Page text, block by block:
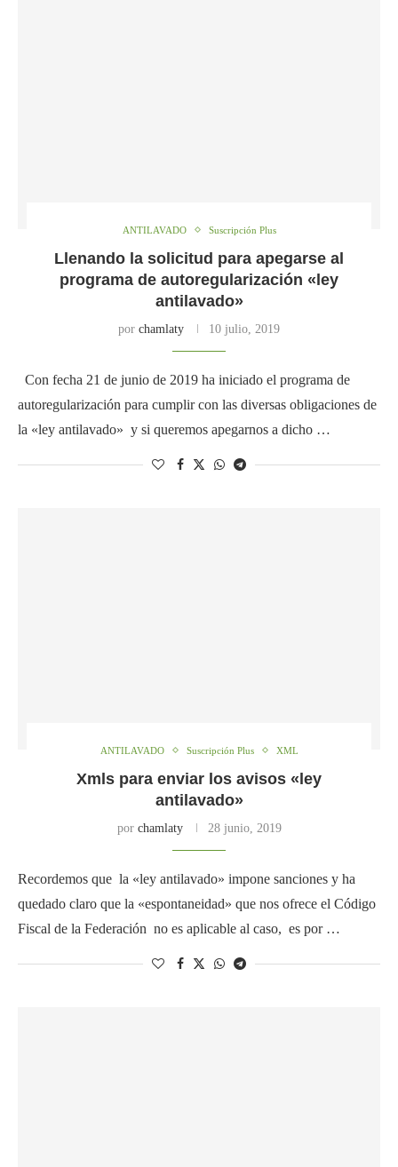
ANTILAVADO Suscripción Plus
Llenando la solicitud para apegarse al
programa de autoregularización «ley
antilavado»
por chamlaty 10 julio, 2019
Con fecha 21 de junio de 2019 ha iniciado el programa de
autoregularización para cumplir con las diversas obligaciones de
la «ley antilavado» y si queremos apegarnos a dicho …
ANTILAVADO Suscripción Plus XML
Xmls para enviar los avisos «ley
antilavado»
por chamlaty 28 junio, 2019
Recordemos que la «ley antilavado» impone sanciones y ha
quedado claro que la «espontaneidad» que nos ofrece el Código
Fiscal de la Federación no es aplicable al caso, es por …